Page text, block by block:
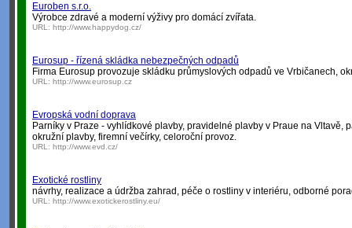
Euroben s.r.o.
Výrobce zdravé a moderní výživy pro domácí zvířata.
URL: http://www.happydog.cz/
Eurosup - řízená skládka nebezpečných odpadů
Firma Eurosup provozuje skládku průmyslových odpadů ve Vrbičanech,
URL: http://www.eurosup.cz
Evropská vodní doprava
Parníky v Praze - vyhlídkové plavby, pravidelné plavby v Praue na Vltavě,
okružní plavby, firemní večírky, celoroční provoz.
URL: http://www.evd.cz/
Exotické rostliny
návrhy, realizace a údržba zahrad, péče o rostliny v interiéru, odborné
URL: http://www.exotickerostliny.eu/